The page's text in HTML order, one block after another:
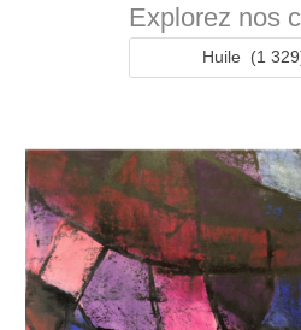
Explorez nos
Huile (1
quantité
de
"Vitrail
du
Pugilat"